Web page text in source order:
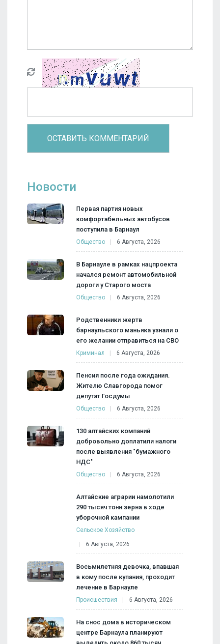
Новости
Первая партия новых
комфортабельных автобусов
поступила в Барнаул
Общество 6 Августа, 2026
В Барнауле в рамках нацпроекта
начался ремонт автомобильной
дороги у Старого моста
Общество 6 Августа, 2026
Родственники жертв
барнаульского маньяка узнали о
его желании отправиться на СВО
Криминал 6 Августа, 2026
Пенсия после года ожидания.
Жителю Славгорода помог
депутат Госдумы
Общество 6 Августа, 2026
130 алтайских компаний
добровольно доплатили налоги
после выявления "бумажного
НДС"
Общество 6 Августа, 2026
Алтайские аграрии намолотили
290 тысяч тонн зерна в ходе
уборочной кампании
Сельское Хозяйство
6 Августа, 2026
Восьмилетняя девочка, впавшая
в кому после купания, проходит
лечение в Барнауле
Происшествия 6 Августа, 2026
На снос дома в историческом
центре Барнаула планируют